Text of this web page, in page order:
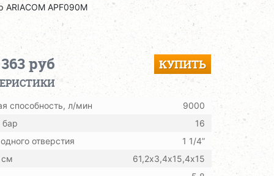
ARIACOM APF090M
руб КУПИТЬ
способность, л/мин
9000
бар
16
отверстия
1 1/4”
см
61,2х3,4х15,4х15